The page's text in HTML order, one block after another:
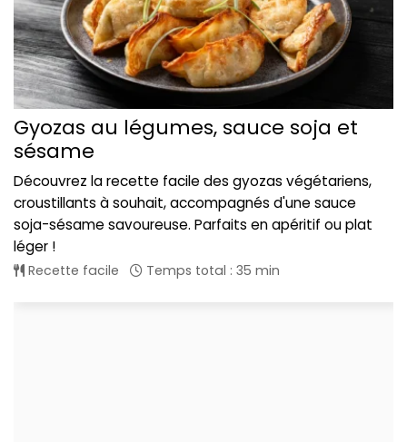
Gyozas au légumes, sauce soja et
sésame
Découvrez la recette facile des gyozas végétariens,
croustillants à souhait, accompagnés d'une sauce
soja-sésame savoureuse. Parfaits en apéritif ou plat
léger !
Recette facile Temps total : 35 min